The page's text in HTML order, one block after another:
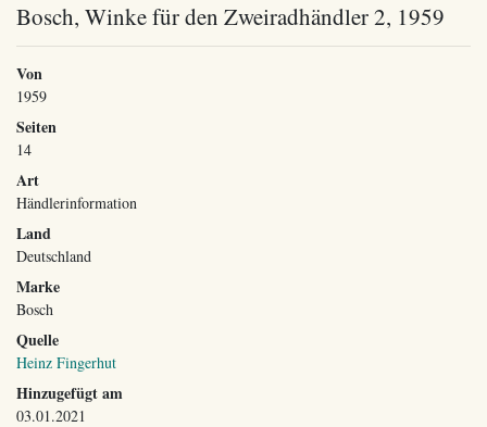
Bosch, Winke für den Zweiradhändler 2, 1959
Von
1959
Seiten
14
Art
Händlerinformation
Land
Deutschland
Marke
Bosch
Quelle
Heinz Fingerhut
Hinzugefügt am
03.01.2021